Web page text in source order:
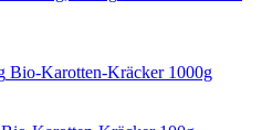
Bio-Karotten-Kräcker 1000g